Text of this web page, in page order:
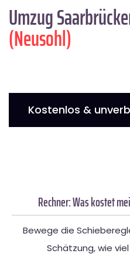
Umzug
(Neusohl)
Kostenlos &
Rechner: Was kostet
Bewege die
Schätzung, wie